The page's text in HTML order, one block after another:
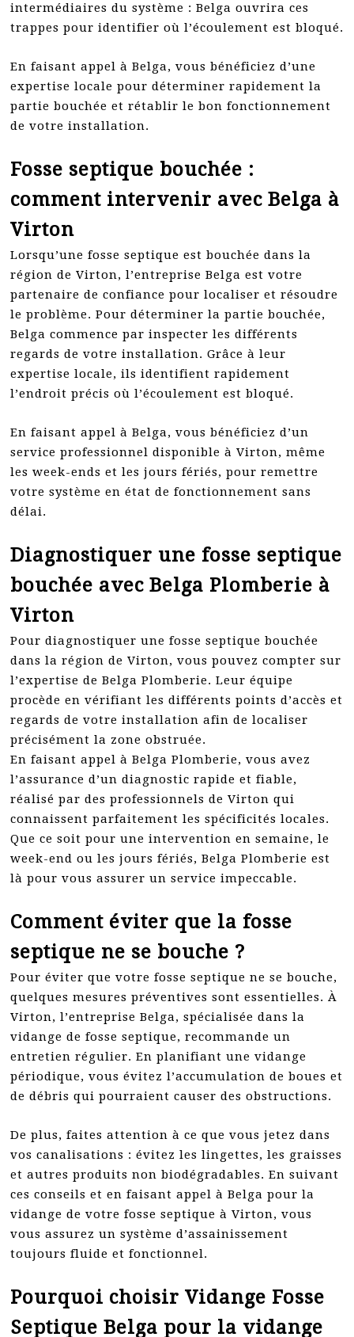
intermédiaires du système : Belga ouvrira ces
trappes pour identifier où l’écoulement est bloqué.
En faisant appel à Belga, vous bénéficiez d’une
expertise locale pour déterminer rapidement la
partie bouchée et rétablir le bon fonctionnement
de votre installation.
Fosse septique bouchée :
comment intervenir avec Belga à
Virton
Lorsqu’une fosse septique est bouchée dans la
région de Virton, l’entreprise Belga est votre
partenaire de confiance pour localiser et résoudre
le problème. Pour déterminer la partie bouchée,
Belga commence par inspecter les différents
regards de votre installation. Grâce à leur
expertise locale, ils identifient rapidement
l’endroit précis où l’écoulement est bloqué.
En faisant appel à Belga, vous bénéficiez d’un
service professionnel disponible à Virton, même
les week-ends et les jours fériés, pour remettre
votre système en état de fonctionnement sans
délai.
Diagnostiquer une fosse septique
bouchée avec Belga Plomberie à
Virton
Pour diagnostiquer une fosse septique bouchée
dans la région de Virton, vous pouvez compter sur
l’expertise de Belga Plomberie. Leur équipe
procède en vérifiant les différents points d’accès et
regards de votre installation afin de localiser
précisément la zone obstruée.
En faisant appel à Belga Plomberie, vous avez
l’assurance d’un diagnostic rapide et fiable,
réalisé par des professionnels de Virton qui
connaissent parfaitement les spécificités locales.
Que ce soit pour une intervention en semaine, le
week-end ou les jours fériés, Belga Plomberie est
là pour vous assurer un service impeccable.
Comment éviter que la fosse
septique ne se bouche ?
Pour éviter que votre fosse septique ne se bouche,
quelques mesures préventives sont essentielles. À
Virton, l’entreprise Belga, spécialisée dans la
vidange de fosse septique, recommande un
entretien régulier. En planifiant une vidange
périodique, vous évitez l’accumulation de boues et
de débris qui pourraient causer des obstructions.
De plus, faites attention à ce que vous jetez dans
vos canalisations : évitez les lingettes, les graisses
et autres produits non biodégradables. En suivant
ces conseils et en faisant appel à Belga pour la
vidange de votre fosse septique à Virton, vous
vous assurez un système d’assainissement
toujours fluide et fonctionnel.
Pourquoi choisir Vidange Fosse
Septique Belga pour la vidange